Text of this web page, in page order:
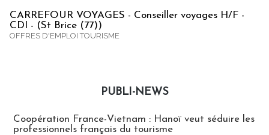
CARREFOUR VOYAGES - Conseiller voyages H/F -
CDI - (St Brice (77))
OFFRES D'EMPLOI TOURISME
PUBLI-NEWS
Coopération France-Vietnam : Hanoï veut séduire les
professionnels français du tourisme